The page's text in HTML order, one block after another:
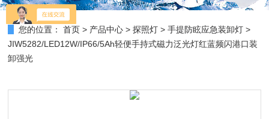
您的位置： 首页 > 产品中心 >探照灯 >手提防眩应急装卸灯 >
JIW5282/LED12W/IP66/5Ah轻便手持式磁力泛光灯红蓝频闪港口装
卸强光